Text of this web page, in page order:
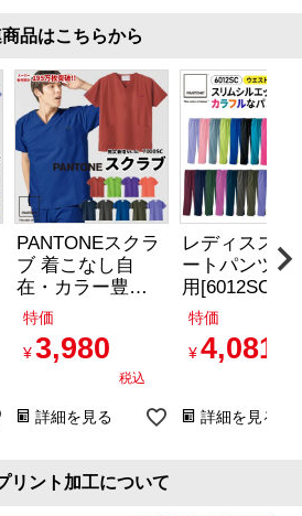
商品はこちらから
PANTONEスクラ
ブ 着こなし自
在・カラー豊富
な大人気商品[フ
ォーク/7000SC]
[2/2]
特価
¥3,980
税込
詳細を見る
レディススト
ートパンツ
用[6012SC/フ
ーク]（SS-4L
特価
¥4,081
詳細を見る
リント加工について